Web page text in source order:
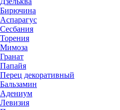
Бирючина
Аспарагус
Сесбания
Торения
Мимоза
Гранат
Папайя
Перец декоративный
Бальзамин
Адениум
Левизия